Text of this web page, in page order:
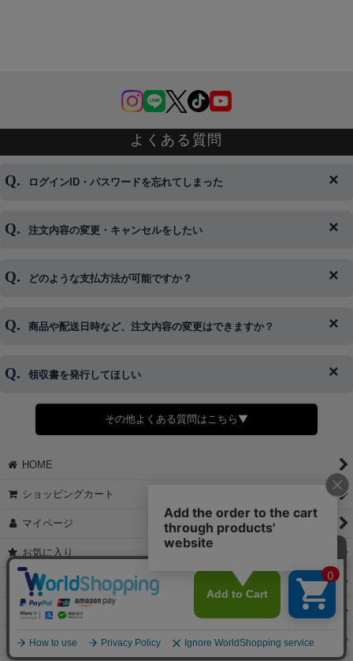
よくある質問
ログインID・パスワードを忘れてしまった
◆下記ページより、ログインIDの変更が可能です。
注文内容の変更・キャンセルをしたい
◆即日発送を行なっている関係上、午後以降のご連絡やキャンセル
※発送後、発送準備が完了しお手続きが間に合わない場合は変更、
どのような支払方法が可能ですか？
◆代金引換・クレジットカード・携帯キャリア決済・おねだり決
＞詳細は画像をタップ＜
商品や配送日時など、注文内容の変更はできますか？
◆商品発送前の変更は承っております。
さい。
領収書を発行してほしい
◆領収書はご希望頂いた場合のみ発行しております。
【これからご注文する場合】
STEP2「お届け先・お支払い」ページにて備考欄に下記の記載をお
願いします。
②宛名（空欄は上様は不可）
③但し書き（空欄やお品代は不可）
【すでにご注文が完了している場合】
①お電話・メール・LINEにて領収書希望の連絡をお願い致します
②後日、郵送にて領収書を送らせて頂きます。
①マイページから購入履歴→購入内容→領収書発行を選択。
その他よくある質問はこちら▼
HOME
ショッピングカート
マイページ
お気に入り
特定商取引法表示
ご利用案内
お問い合せ